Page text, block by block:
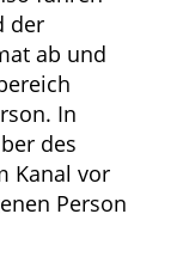
der
ab und
In
des
Kanal vor
Person